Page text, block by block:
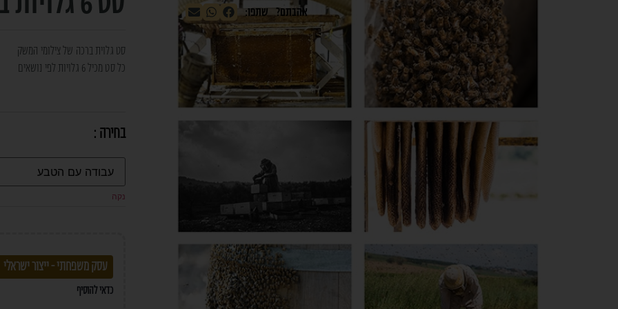
סט גלוית ברכה של צילומי המשק
כל סט מכיל 6 גלויות לפי נושאים
נקה
עסק משפחתי - ייצור ישראלי
כדאי להוסיף